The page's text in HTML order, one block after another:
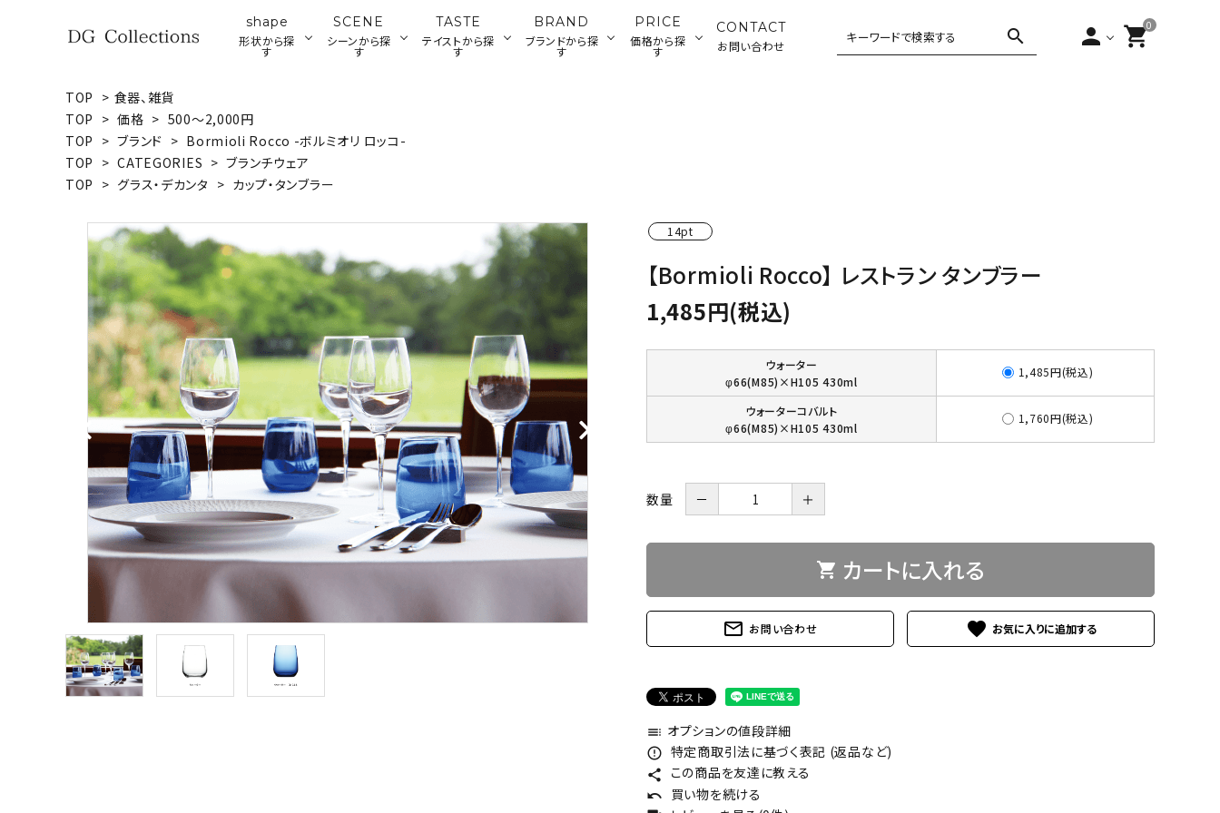
shape
形状から探
す
ウッドプレート・ボード
SCENE
シーンから探
す
ア
TASTE
テイストから探
す
BRAND
ブランドから探
す
PRICE
価格から探
す
CONTACT
お問い合わせ search person 0
shopping_cart
search
ACCOUNT MENU
ようこそ ゲスト 様
person 新規会員登録
形状から探す
シーンから探す
テイストから探す
ブランドから探す
価格から探す
ご利用ガイド
プライバシーポリシー
特定商取引法について
お問い合わせ
TOP > 食器、雑貨
TOP > 価格 > 500～2,000円
TOP > ブランド > Bormioli Rocco -ボルミオリ ロッコ-
TOP > CATEGORIES > ブランチウェア
TOP > グラス・デカンタ > カップ・タンブラー
14pt
【Bormioli Rocco】 レストラン タンブラー
1,485円(税込)
ウォーター
φ66(M85)×H105 430ml
1,485円(税込)
ウォーターコバルト
φ66(M85)×H105 430ml
1,760円(税込)
数量 － ＋
shopping_cart カートに入れる
mail_outline お問い合わせ favorite
toc オプションの値段詳細
error_outline 特定商取引法に基づく表記 (返品など)
share この商品を友達に教える
undo 買い物を続ける